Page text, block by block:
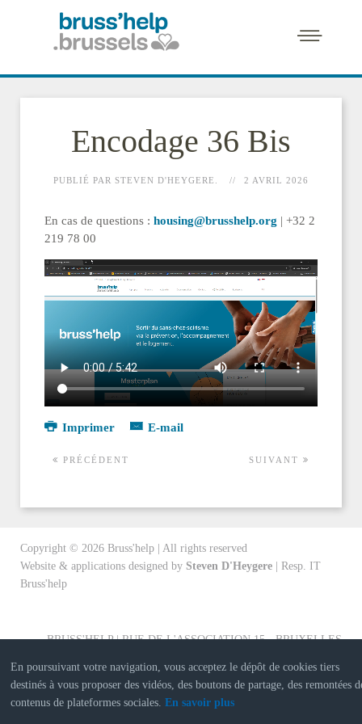
Encodage 36 Bis
PUBLIÉ PAR STEVEN D'HEYGERE. 2 AVRIL 2026
En cas de questions : housing@brusshelp.org | +32 2
219 78 00
Imprimer E-mail
PRÉCÉDENT SUIVANT
Copyright © 2026 Bruss'help | All rights reserved
Website & applications designed by Steven D'Heygere | Resp. IT
Bruss'help
En poursuivant votre navigation, vous acceptez le dépôt de cookies tiers
destinés à vous proposer des vidéos, des boutons de partage, des remontées
contenus de plateformes sociales.En savoir plus
BRUSS'HELP | RUE DE L'ASSOCIATION 15 - BRUXELLES